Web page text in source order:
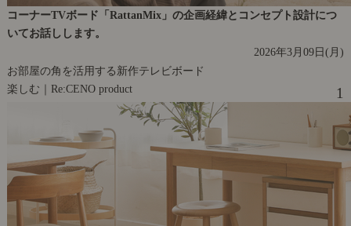
コーナーTVボード「RattanMix」の企画経緯とコンセプト設計につ
いてお話しします。
2026年3月09日(月)
お部屋の角を活用する新作テレビボード
楽しむ｜Re:CENO product
1